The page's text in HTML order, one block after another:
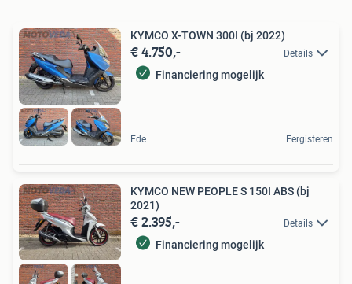
KYMCO X-TOWN 300I (bj 2022)
€ 4.750,- Details
Financiering mogelijk
Ede Eergisteren
KYMCO NEW PEOPLE S 150I ABS (bj
2021)
€ 2.395,- Details
Financiering mogelijk